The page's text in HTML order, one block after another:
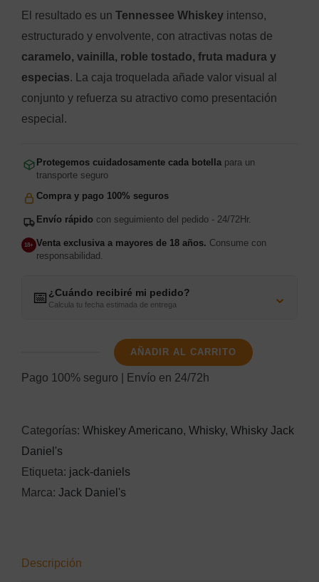
El resultado es un Tennessee Whiskey intenso,
estructurado y envolvente, con atractivas notas de
caramelo, vainilla, roble tostado, fruta madura y
especias. La caja troquelada añade valor visual al
conjunto y refuerza su atractivo como presentación
especial.
Protegemos cuidadosamente cada botella para un
transporte seguro
Compra y pago 100% seguros
Envío rápido con seguimiento del pedido - 24/72Hr.
18+ Venta exclusiva a mayores de 18 años. Consume con
responsabilidad.
📅 ¿Cuándo recibiré mi pedido?
Calcula tu fecha estimada de entrega ⌄
Daniel's
Barrel
Troquelada
cantidad
AÑADIR AL CARRITO
Pago 100% seguro | Envío en 24/72h
Categorías: Whiskey Americano, Whisky, Whisky Jack
Daniel's
Etiqueta: jack-daniels
Marca: Jack Daniel's
Descripción